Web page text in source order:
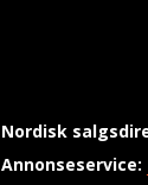
Nordisk
Annonseservice: